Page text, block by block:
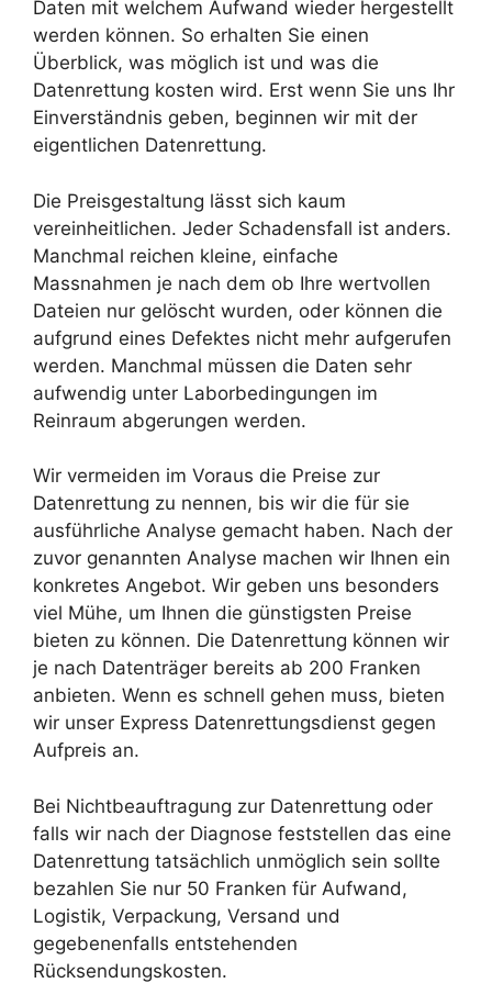
Daten mit welchem Aufwand wieder hergestellt
werden können. So erhalten Sie einen
Überblick, was möglich ist und was die
Datenrettung kosten wird. Erst wenn Sie uns Ihr
Einverständnis geben, beginnen wir mit der
eigentlichen Datenrettung.
Die Preisgestaltung lässt sich kaum
vereinheitlichen. Jeder Schadensfall ist anders.
Manchmal reichen kleine, einfache
Massnahmen je nach dem ob Ihre wertvollen
Dateien nur gelöscht wurden, oder können die
aufgrund eines Defektes nicht mehr aufgerufen
werden. Manchmal müssen die Daten sehr
aufwendig unter Laborbedingungen im
Reinraum abgerungen werden.
Wir vermeiden im Voraus die Preise zur
Datenrettung zu nennen, bis wir die für sie
ausführliche Analyse gemacht haben. Nach der
zuvor genannten Analyse machen wir Ihnen ein
konkretes Angebot. Wir geben uns besonders
viel Mühe, um Ihnen die günstigsten Preise
bieten zu können. Die Datenrettung können wir
je nach Datenträger bereits ab 200 Franken
anbieten. Wenn es schnell gehen muss, bieten
wir unser Express Datenrettungsdienst gegen
Aufpreis an.
Bei Nichtbeauftragung zur Datenrettung oder
falls wir nach der Diagnose feststellen das eine
Datenrettung tatsächlich unmöglich sein sollte
bezahlen Sie nur 50 Franken für Aufwand,
Logistik, Verpackung, Versand und
gegebenenfalls entstehenden
Rücksendungskosten.